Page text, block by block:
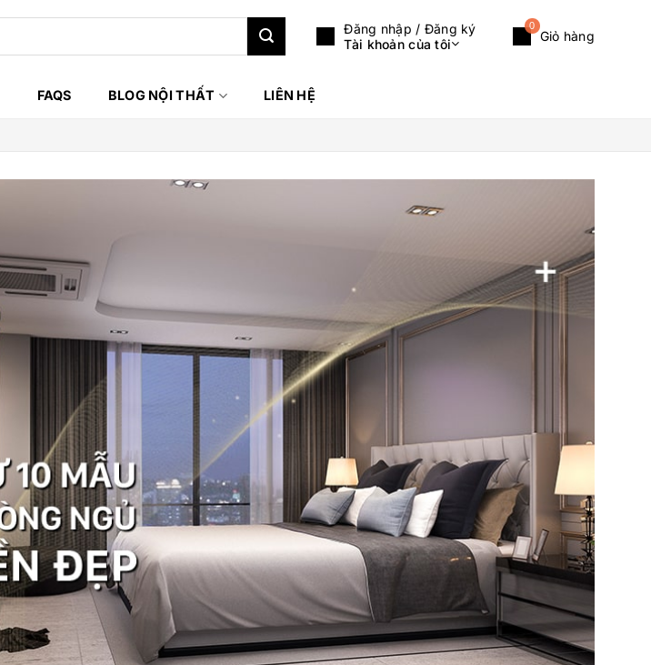
Đăng nhập / Đăng ký
Tài khoản của tôi
Giỏ hàng
0
FAQS BLOG NỘI THẤT LIÊN HỆ